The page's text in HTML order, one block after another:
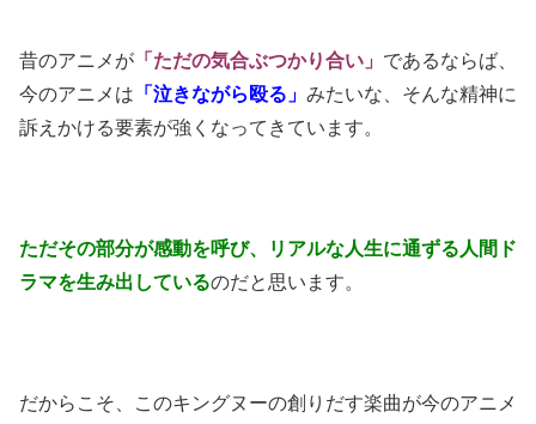
昔のアニメが 「ただの気合ぶつかり合い」 であるならば、
今のアニメは 「泣きながら殴る」 みたいな、そんな精神に
訴えかける要素が強くなってきています。
ただその部分が感動を呼び、リアルな人生に通ずる人間ド
ラマを生み出しているのだと思います。
だからこそ、このキングヌーの創りだす楽曲が今のアニメ